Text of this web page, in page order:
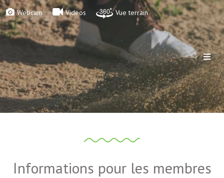
Webcam Videos Vue terrain
Informations pour les membres